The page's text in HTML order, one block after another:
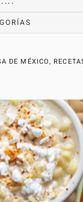
DE MÉXICO,